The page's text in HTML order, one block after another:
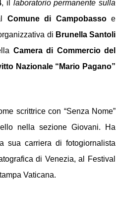
, il laboratorio permanente sulla
Comune di Campobasso e
di Brunella Santoli
Camera di Commercio del
Nazionale “Mario Pagano”
scrittrice con “Senza Nome”
nella sezione Giovani. Ha
sua carriera di fotogiornalista
di Venezia, al Festival
Vaticana.